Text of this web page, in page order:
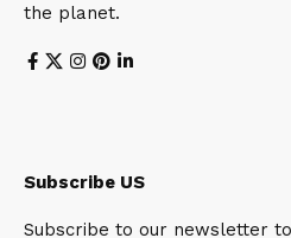
the planet.
Subscribe US
Subscribe to our newsletter